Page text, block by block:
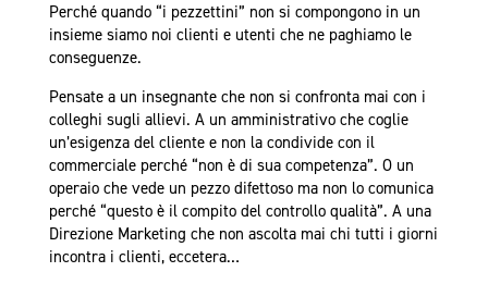
Perché quando “i pezzettini” non si compongono in un
insieme siamo noi clienti e utenti che ne paghiamo le
conseguenze.
Pensate a un insegnante che non si confronta mai con i
colleghi sugli allievi. A un amministrativo che coglie
un’esigenza del cliente e non la condivide con il
commerciale perché “non è di sua competenza”. O un
operaio che vede un pezzo difettoso ma non lo comunica
perché “questo è il compito del controllo qualità”. A una
Direzione Marketing che non ascolta mai chi tutti i giorni
incontra i clienti, eccetera…